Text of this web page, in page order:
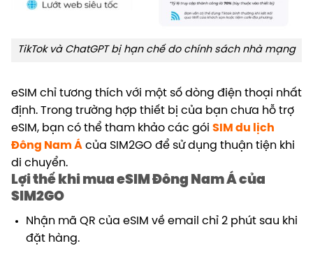
TikTok và ChatGPT bị hạn chế do chính sách nhà mạng
eSIM chỉ tương thích với một số dòng điện thoại nhất
định. Trong trường hợp thiết bị của bạn chưa hỗ trợ
eSIM, bạn có thể tham khảo các gói SIM du lịch
Đông Nam Á của SIM2GO để sử dụng thuận tiện khi
di chuyển.
Lợi thế khi mua eSIM Đông Nam Á của
SIM2GO
Nhận mã QR của eSIM về email chỉ 2 phút sau khi
đặt hàng.